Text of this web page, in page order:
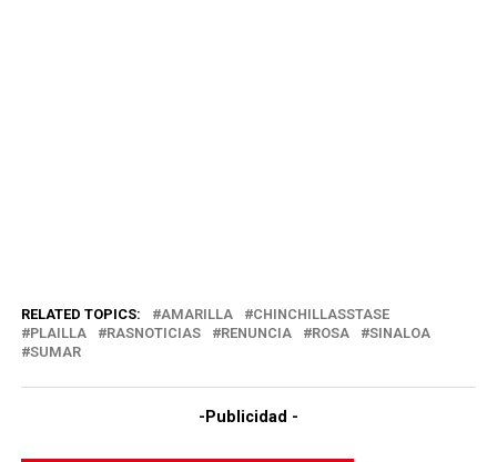
RELATED TOPICS: AMARILLA
CHINCHILLASSTASE
PLAILLA
RASNOTICIAS RENUNCIA ROSA
SINALOA
SUMAR
-Publicidad -